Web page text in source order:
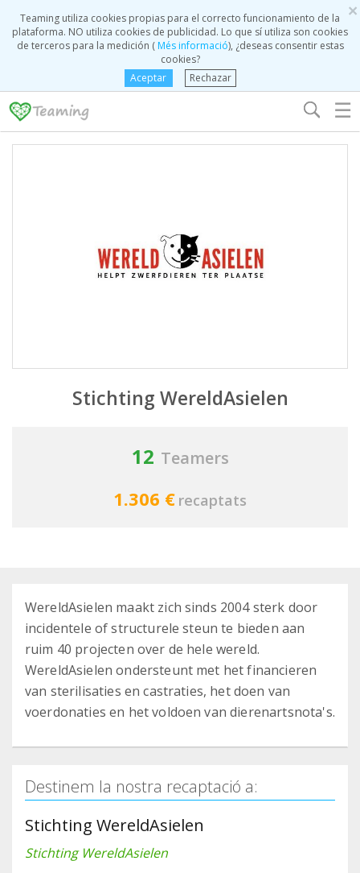
×
Teaming utiliza cookies propias para el correcto funcionamiento de la
plataforma. NO utiliza cookies de publicidad. Lo que sí utiliza son cookies
de terceros para la medición (Més informació), ¿deseas consentir estas
cookies?
Aceptar
Rechazar
☰
Stichting WereldAsielen
12 Teamers
1.306 € recaptats
WereldAsielen maakt zich sinds 2004 sterk door
incidentele of structurele steun te bieden aan
ruim 40 projecten over de hele wereld.
WereldAsielen ondersteunt met het financieren
van sterilisaties en castraties, het doen van
voerdonaties en het voldoen van dierenartsnota's.
Destinem la nostra recaptació a:
Stichting WereldAsielen
Stichting WereldAsielen